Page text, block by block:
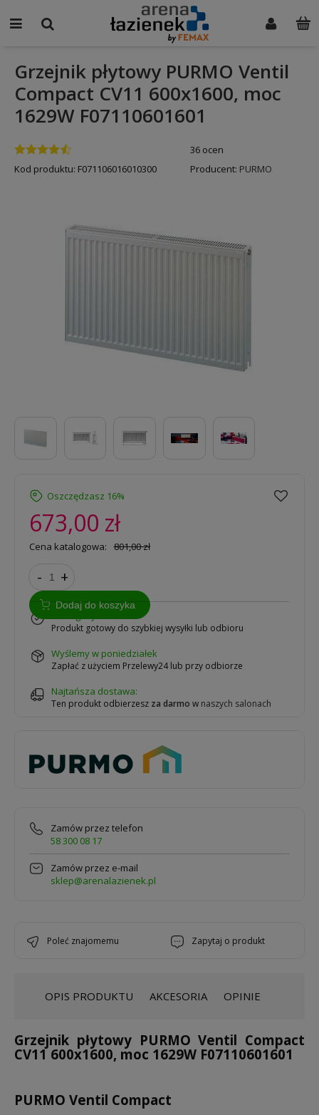
Grzejnik płytowy PURMO Ventil
Compact CV11 600x1600, moc
1629W F07110601601
36 ocen
Kod produktu: F071106016010300 Producent: PURMO
Oszczędzasz 16%
673,00 zł
Cena katalogowa: 801,00 zł
- +
Dodaj do koszyka
Produkt gotowy do szybkiej wysyłki lub odbioru
wyślemy w poniedziałek
Zapłać z użyciem Przelewy24 lub przy odbiorze
Najtańsza dostawa:
Ten produkt odbierzesz za darmo w naszych salonach
Zamów przez telefon
58 300 08 17
Zamów przez e-mail
sklep@arenalazienek.pl
poleć znajomemu zapytaj o produkt
OPIS PRODUKTU AKCESORIA OPINIE
Grzejnik płytowy PURMO Ventil Compact
CV11 600x1600, moc 1629W F07110601601
PURMO Ventil Compact